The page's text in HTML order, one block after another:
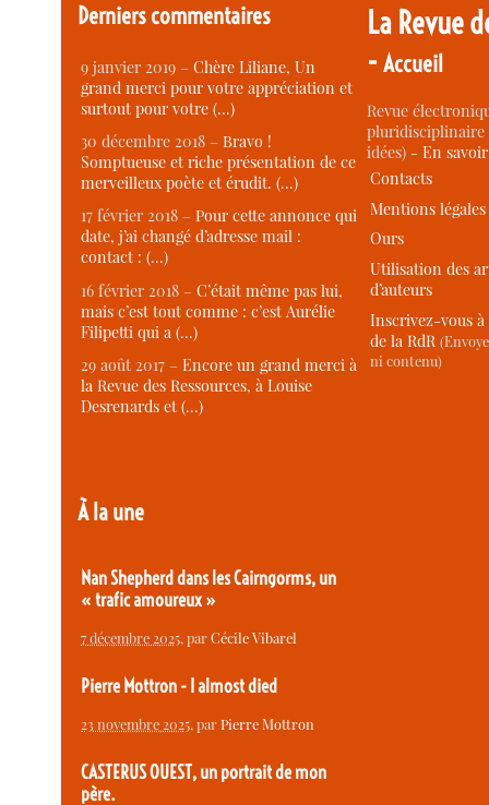
Derniers commentaires
9 janvier 2019 –Chère Liliane, Un
grand merci pour votre appréciation et
surtout pour votre (…)
30 décembre 2018 –Bravo !
Somptueuse et riche présentation de ce
merveilleux poète et érudit. (…)
17 février 2018 –Pour cette annonce qui
date, j’ai changé d’adresse mail :
contact : (…)
16 février 2018 –C’était même pas lui,
mais c’est tout comme : c’est Aurélie
Filipetti qui a (…)
29 août 2017 –Encore un grand merci à
la Revue des Ressources, à Louise
Desrenards et (…)
À la une
Nan Shepherd dans les Cairngorms, un
« trafic amoureux »
7 décembre 2025, parCécile Vibarel
Pierre Mottron - I almost died
23 novembre 2025, parPierre Mottron
CASTERUS OUEST, un portrait de mon
père.
La Revue
-Accueil
Revue
idées) -En
Contacts
Mentions légales
Ours
Utilisation des
d’auteurs
Inscrivez-vous
de la RdR
ni contenu)